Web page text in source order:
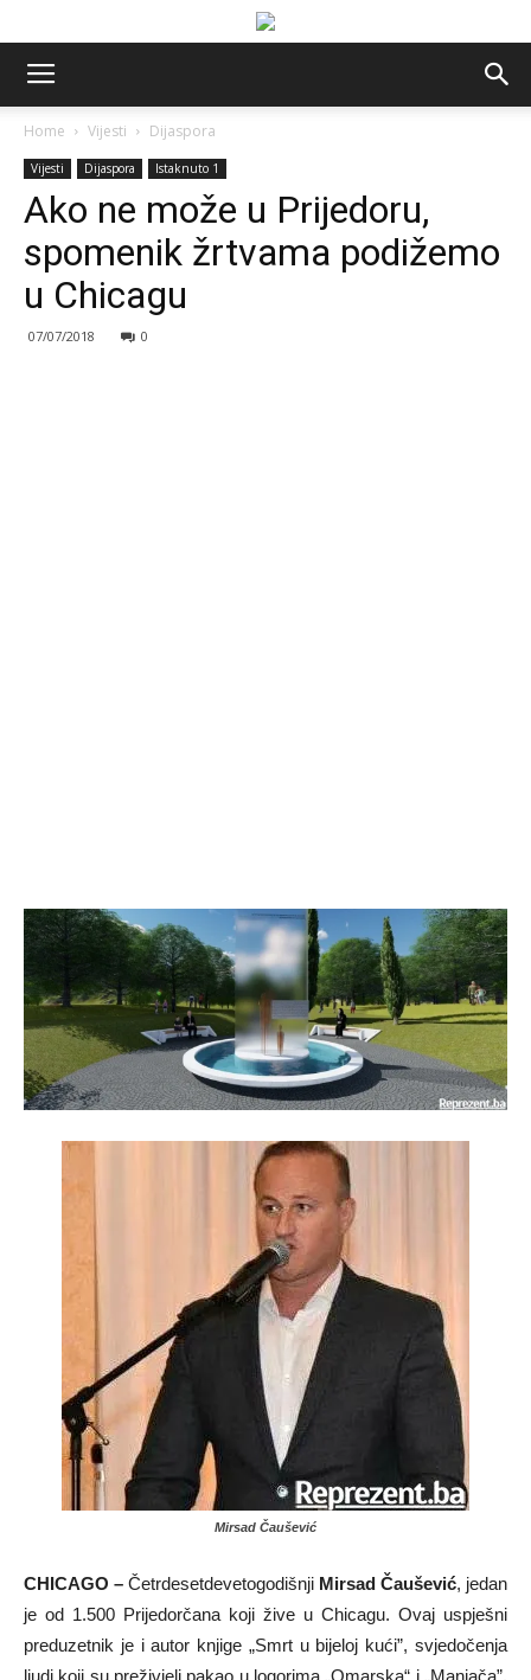
Home Vijesti Dijaspora
Vijesti Dijaspora Istaknuto 1
Ako ne može u Prijedoru,
spomenik žrtvama podižemo
u Chicagu
07/07/2018 0
Mirsad Čaušević
CHICAGO – Četrdesetdevetogodišnji Mirsad Čaušević, jedan
je od 1.500 Prijedorčana koji žive u Chicagu. Ovaj uspješni
preduzetnik je i autor knjige „Smrt u bijeloj kući”, svjedočenja